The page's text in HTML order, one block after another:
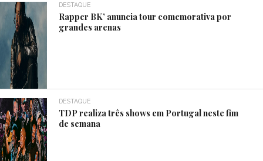
DESTAQUE
Rapper BK’ anuncia tour comemorativa por
grandes arenas
DESTAQUE
TDP realiza três shows em Portugal neste fim
de semana